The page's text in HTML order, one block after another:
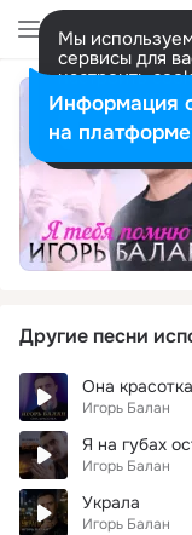
Мы
сервисы для
настроить
Разрешить
Другие песни
Она красотка
Игорь Балан
Я на губах
Игорь Балан
Украла
Игорь Балан
Информация
на